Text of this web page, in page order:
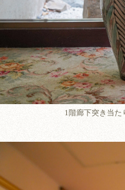
1階廊下突き当た